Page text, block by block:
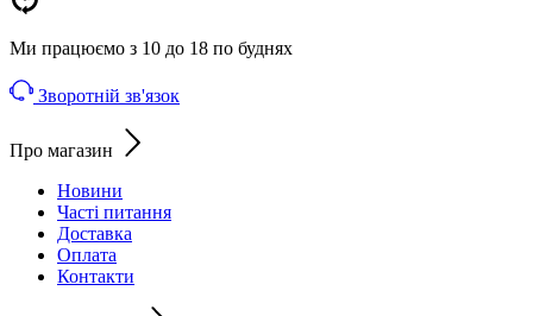
Ми працюємо з 10 до 18 по буднях
Зворотній зв'язок
Про магазин
Новини
Часті питання
Доставка
Оплата
Контакти